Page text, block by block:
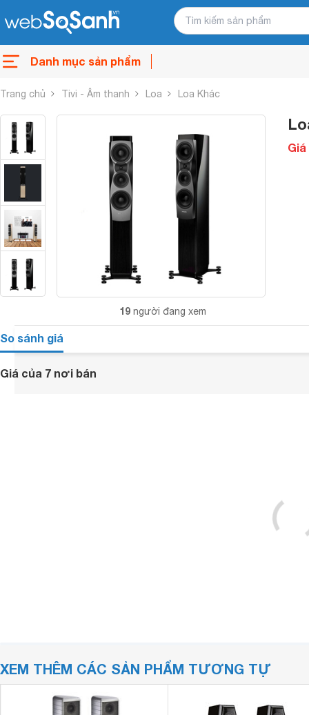
Danh mục sản phẩm
Trang chủ Tivi - Âm thanh Loa Loa Khác
19 người đang xem
Giá
So sánh giá
Giá của 7 nơi bán
XEM THÊM CÁC SẢN PHẨM TƯƠNG TỰ